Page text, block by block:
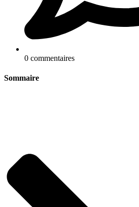
0 commentaires
Sommaire